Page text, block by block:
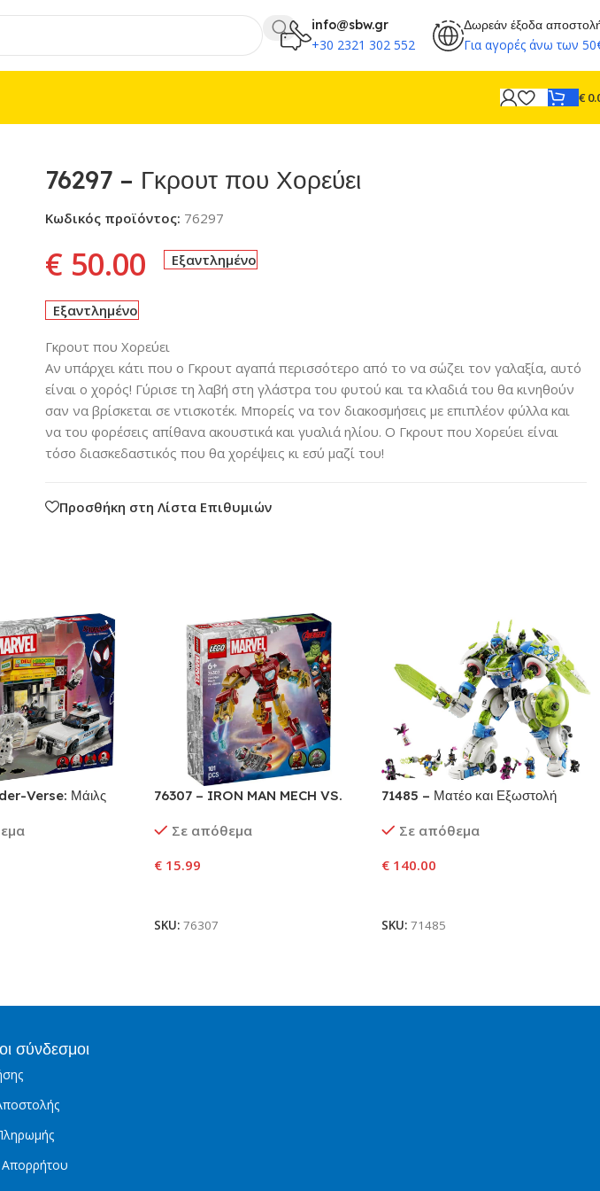
info@sbw.gr
+30 2321 302 552
Δωρεάν έξοδα
Για αγορές άνω των
€
76297 – Γκρουτ που Χορεύει
Κωδικός προϊόντος: 76297
€50.00 Εξαντλημένο
Εξαντλημένο
Γκρουτ που Χορεύει
Αν υπάρχει κάτι που ο Γκρουτ αγαπά περισσότερο από το να σώζει τον γαλαξία, αυτό
είναι ο χορός! Γύρισε τη λαβή στη γλάστρα του φυτού και τα κλαδιά του θα κινηθούν
σαν να βρίσκεται σε ντισκοτέκ. Μπορείς να τον διακοσμήσεις με επιπλέον φύλλα και
να του φορέσεις απίθανα ακουστικά και γυαλιά ηλίου. Ο Γκρουτ που Χορεύει είναι
τόσο διασκεδαστικός που θα χορέψεις κι εσύ μαζί του!
Προσθήκη στη Λίστα Επιθυμιών
Verse: Μάιλς
76307 – IRON MAN MECH VS.
Σε απόθεμα
€ 15.99
SKU:76307
71485 – Ματέο και Εξωστολή
Σε απόθεμα
€ 140.00
SKU:71485
σύνδεσμοι
Απορρήτου